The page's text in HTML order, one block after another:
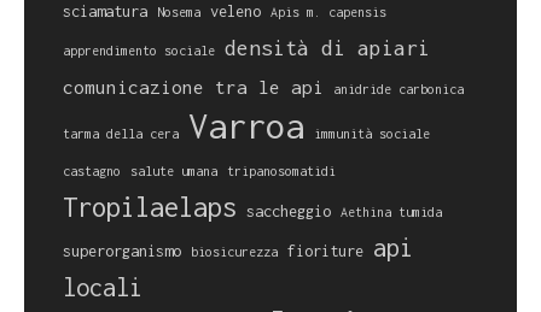
sciamatura Nosema veleno Apis m. capensis
apprendimento sociale densità di apiari
comunicazione tra le api anidride carbonica
tarma della cera Varroa immunità sociale
castagno salute umana tripanosomatidi
Tropilaelaps saccheggio Aethina tumida
superorganismo biosicurezza fioriture api
locali